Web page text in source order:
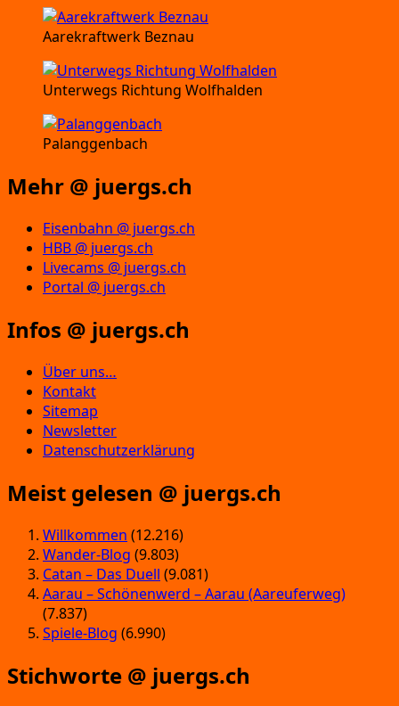
Aarekraftwerk Beznau
Unterwegs Richtung Wolfhalden
Palanggenbach
Mehr @ juergs.ch
Eisenbahn @ juergs.ch
HBB @ juergs.ch
Livecams @ juergs.ch
Portal @ juergs.ch
Infos @ juergs.ch
Über uns…
Kontakt
Sitemap
Newsletter
Datenschutzerklärung
Meist gelesen @ juergs.ch
Willkommen (12.216)
Wander-Blog (9.803)
Catan – Das Duell (9.081)
Aarau – Schönenwerd – Aarau (Aareuferweg)
(7.837)
Spiele-Blog (6.990)
Stichworte @ juergs.ch